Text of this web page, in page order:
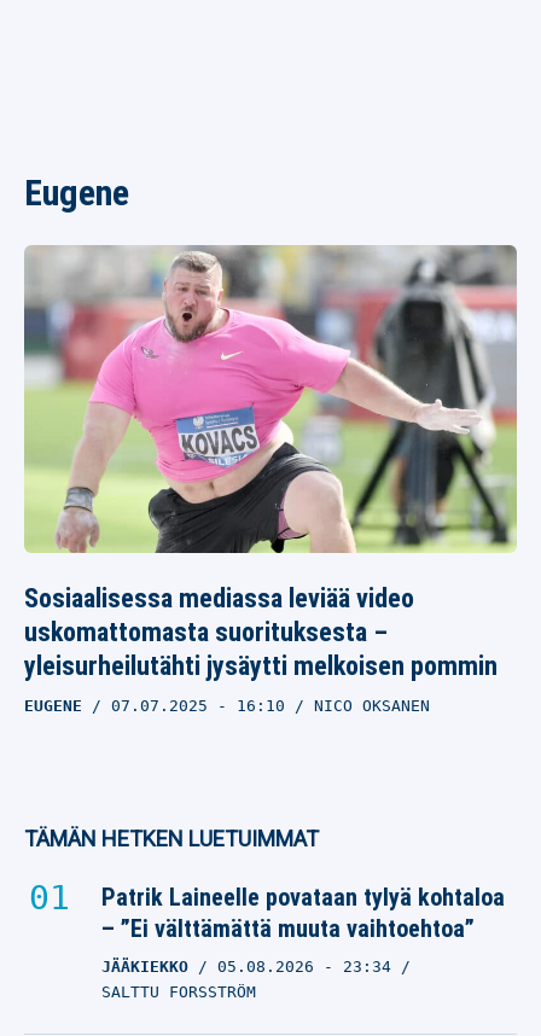
Eugene
Sosiaalisessa mediassa leviää video
uskomattomasta suorituksesta –
yleisurheilutähti jysäytti melkoisen pommin
EUGENE 07.07.2025 - 16:10 NICO OKSANEN
TÄMÄN HETKEN LUETUIMMAT
Patrik Laineelle povataan tylyä kohtaloa
– ”Ei välttämättä muuta vaihtoehtoa”
JÄÄKIEKKO 05.08.2026 - 23:34
SALTTU FORSSTRÖM